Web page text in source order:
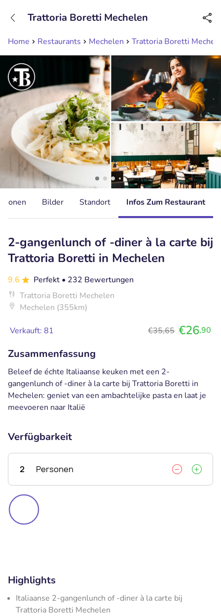
Erreichbar bis 23:00 Uhr
Home Restaurants Mechelen Trattoria Boretti
Trattoria Boretti Mechelen
Bilder Standort Infos Zum Restaurant
2-gangenlunch of -diner à la carte bij
Trattoria Boretti in Mechelen
9.6 Perfekt • 232 Bewertungen
Trattoria Boretti Mechelen
Mechelen (355km)
Verkauft: 81 €35,65 €26,90
Zusammenfassung
Beleef de échte Italiaanse keuken met een 2-
gangenlunch of -diner à la carte bij Trattoria Boretti in
Mechelen: geniet van een ambachtelijke pasta en laat je
meevoeren naar Italië
Verfügbarkeit
2 Personen
Highlights
Italiaanse 2-gangenlunch of -diner à la carte bij
Trattoria Boretti Mechelen